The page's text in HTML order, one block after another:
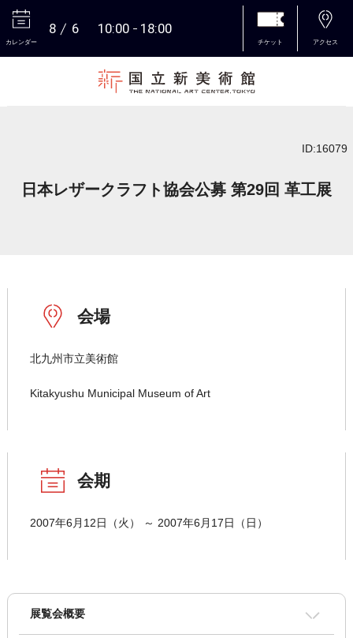
カレンダー
8 6 10:00 18:00
チケット アクセス
ID:16079
日本レザークラフト協会公募 第29回 革工展
会場
北九州市立美術館
Kitakyushu Municipal Museum of Art
会期
2007年6月12日（火） ～ 2007年6月17日（日）
展覧会概要